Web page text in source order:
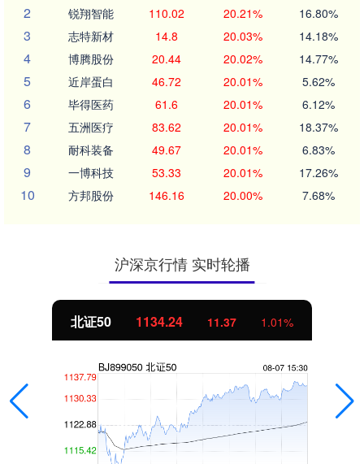
2 锐翔智能 110.02 20.21% 16.80%
3 志特新材 14.8 20.03% 14.18%
4 博腾股份 20.44 20.02% 14.77%
5 近岸蛋白 46.72 20.01% 5.62%
6 毕得医药 61.6 20.01% 6.12%
7 五洲医疗 83.62 20.01% 18.37%
8 耐科装备 49.67 20.01% 6.83%
9 一博科技 53.33 20.01% 17.26%
10 方邦股份 146.16 20.00% 7.68%
沪深京行情 实时轮播
北证50 1134.24 11.37 1.01%